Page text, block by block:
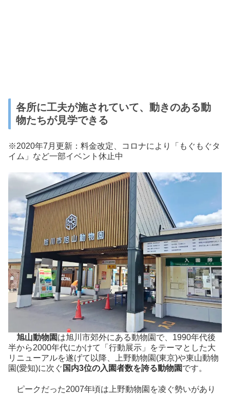
各所に工夫が施されていて、動きのある動
物たちが見学できる
※2020年7月更新：料金改定、コロナにより「もぐもぐタ
イム」など一部イベント休止中
旭山動物園は旭川市郊外にある動物園で、1990年代後
半から2000年代にかけて「行動展示」をテーマとした大
リニューアルを遂げて以降、上野動物園(東京)や東山動物
園(愛知)に次ぐ 国内3位の入園者数を誇る動物園です。
ピークだった2007年頃は上野動物園を凌ぐ勢いがあり